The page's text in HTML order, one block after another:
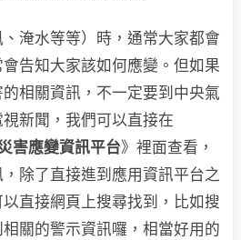
淹水等等）時，通常大家都會
告知大家該如何應變。但如果
相關資訊，不一定要到中央氣
新聞，我們可以直接在
害應變資訊平台》裡面查看，
除了直接進到應用資訊平台之
直接網頁上搜尋找到，比如搜
關的警示資訊囉，相當好用的